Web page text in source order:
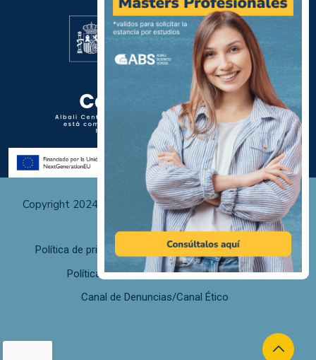
Centro Homologado por:
Copyright 2024 Albali Centros de Formación | Todos los
derechos reservados
Política de privacidad
Políticas de uso y cookies
Política de calidad
F. desistimiento
Canal de Denuncias/Canal Ético